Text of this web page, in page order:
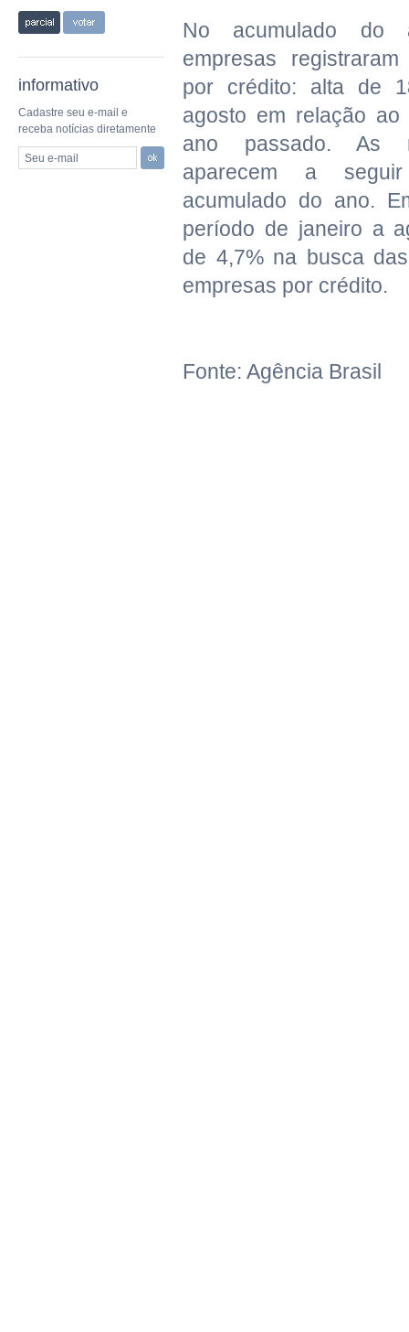
informativo
Cadastre seu e-mail e
receba notícias diretamente
Seu e-mail
No acumulado do
empresas
por crédito: alta de
agosto em relação
ano passado. As
aparecem a
acumulado do ano.
período de janeiro a
de 4,7% na busca
empresas por crédito.
Fonte: Agência Brasil